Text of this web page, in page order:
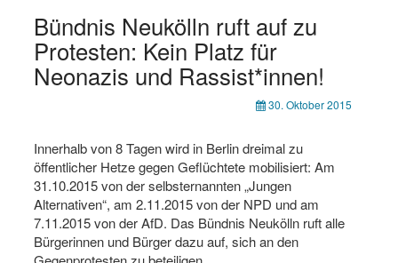
Bündnis Neukölln ruft auf zu
Protesten: Kein Platz für
Neonazis und Rassist*innen!
30. Oktober 2015
Innerhalb von 8 Tagen wird in Berlin dreimal zu
öffentlicher Hetze gegen Geflüchtete mobilisiert: Am
31.10.2015 von der selbsternannten „Jungen
Alternativen“, am 2.11.2015 von der NPD und am
7.11.2015 von der AfD. Das Bündnis Neukölln ruft alle
Bürgerinnen und Bürger dazu auf, sich an den